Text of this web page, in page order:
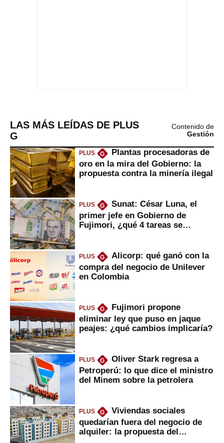
LAS MÁS LEÍDAS DE PLUS
G
Contenido de
Gestión
PLUS G
Plantas procesadoras de
oro en la mira del Gobierno: la
propuesta contra la minería ilegal
PLUS G
Sunat: César Luna, el
primer jefe en Gobierno de
Fujimori, ¿qué 4 tareas se
PLUS G
Alicorp: qué ganó con la
compra del negocio de Unilever
en Colombia
PLUS G
Fujimori propone
eliminar ley que puso en jaque
peajes: ¿qué cambios implicaría?
PLUS G
Oliver Stark regresa a
Petroperú: lo que dice el ministro
del Minem sobre la petrolera
PLUS G
Viviendas sociales
quedarían fuera del negocio de
alquiler: la propuesta del